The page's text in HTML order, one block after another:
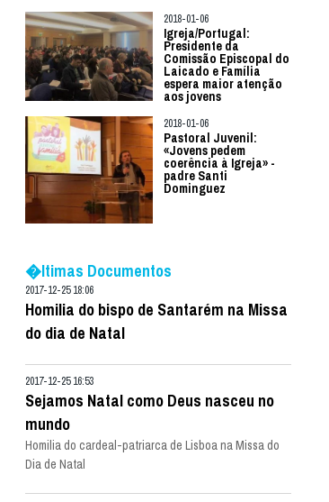
2018-01-06
Igreja/Portugal:
Presidente da
Comissão Episcopal do
Laicado e Família
espera maior atenção
aos jovens
2018-01-06
Pastoral Juvenil:
«Jovens pedem
coerência à Igreja» -
padre Santi
Dominguez
�ltimas Documentos
2017-12-25 18:06
Homilia do bispo de Santarém na Missa
do dia de Natal
2017-12-25 16:53
Sejamos Natal como Deus nasceu no
mundo
Homilia do cardeal-patriarca de Lisboa na Missa do
Dia de Natal